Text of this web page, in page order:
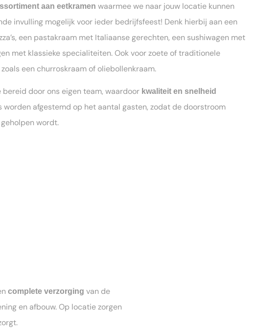
aan eetkramen waarmee we naar jouw locatie kunnen
invulling mogelijk voor ieder bedrijfsfeest! Denk hierbij aan een
een pastakraam met Italiaanse gerechten, een sushiwagen met
met klassieke specialiteiten. Ook voor zoete of traditionele
een churroskraam of oliebollenkraam.
door ons eigen team, waardoor kwaliteit en snelheid
worden afgestemd op het aantal gasten, zodat de doorstroom
wordt.
complete verzorging van de
en afbouw. Op locatie zorgen